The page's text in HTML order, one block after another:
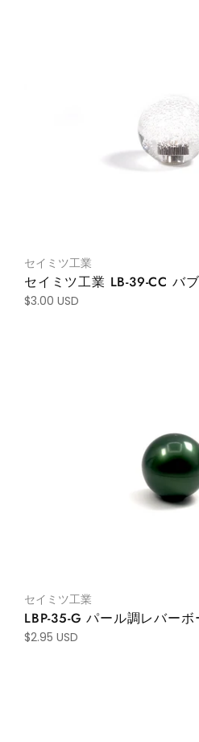
セイミツ工業
セイミツ工業 LB-39-CC バ
$3.00 USD
セイミツ工業
LBP-35-G パール調レバー
$2.95 USD